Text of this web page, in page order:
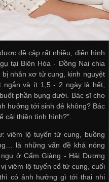
đề cập rất nhiều, điển hình
tại Biên Hòa - Đồng Nai chia
nhân xơ tử cung, kinh nguyệt
ngắn và ít 1,5 - 2 ngày là hết,
phần bụng dưới. Bác sĩ cho
hưởng tới sinh đẻ không? Bác
cải thiện tình hình?".
viêm lộ tuyến tử cung, buồng
là những vấn đề khá nóng
ở Cẩm Giàng - Hải Dương
viêm lộ tuyến cổ tử cung, cuối
có ảnh hưởng gì tới thai nhi